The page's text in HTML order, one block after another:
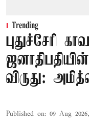
Trending
புதுச்சேரி
விருது:
Published on: 09 Aug